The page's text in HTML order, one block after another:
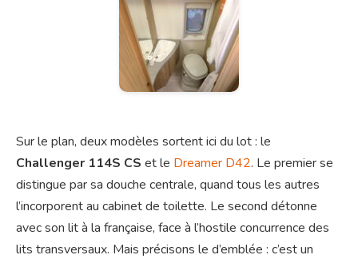
Sur le plan, deux modèles sortent ici du lot : le
Challenger 114S CS et le Dreamer D42. Le premier se
distingue par sa douche centrale, quand tous les autres
l’incorporent au cabinet de toilette. Le second détonne
avec son lit à la française, face à l’hostile concurrence des
lits transversaux. Mais précisons le d’emblée : c’est un